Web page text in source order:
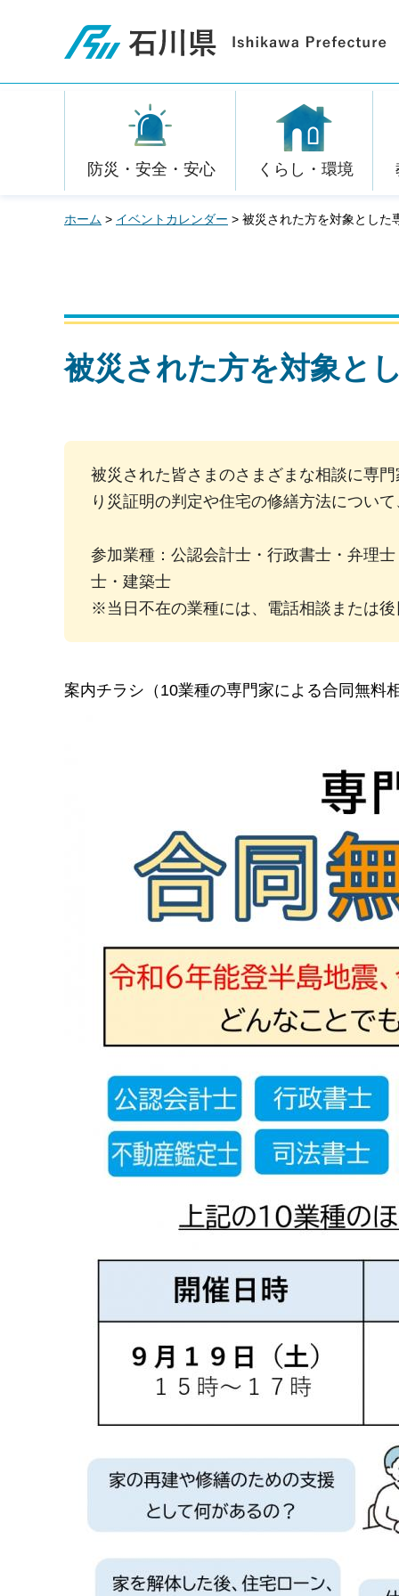
石川県
防災・安全・安心 くらし・環境
ホーム > イベントカレンダー > 被災された方を対象とした
被災された方を対象と
被災された皆さまのさまざまな相談に専
り災証明の判定や住宅の修繕方法につい
参加業種：公認会計士・行政書士・弁理
士・建築士
※当日不在の業種には、電話相談または
案内チラシ（10業種の専門家による合同無料